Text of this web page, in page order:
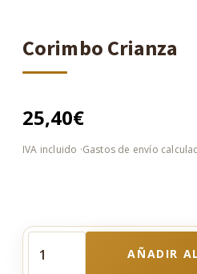
Corimbo Crianza
25,40€
AÑADIR